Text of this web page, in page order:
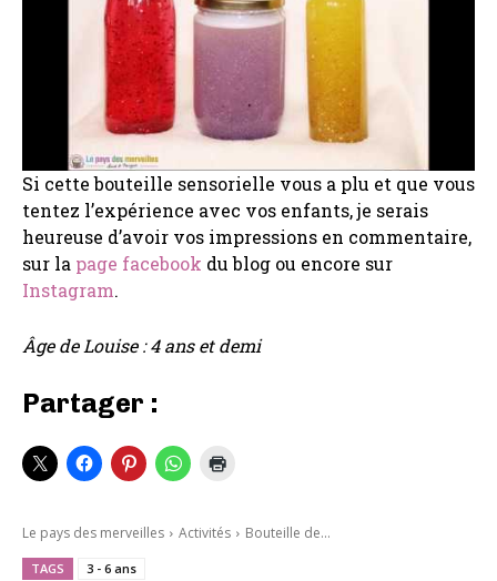
Si cette bouteille sensorielle vous a plu et que vous
tentez l’expérience avec vos enfants, je serais
heureuse d’avoir vos impressions en commentaire,
sur la page facebook du blog ou encore sur
Instagram.
Âge de Louise : 4 ans et demi
Partager :
Le pays des merveilles Activités Bouteille de...
TAGS 3 - 6 ans